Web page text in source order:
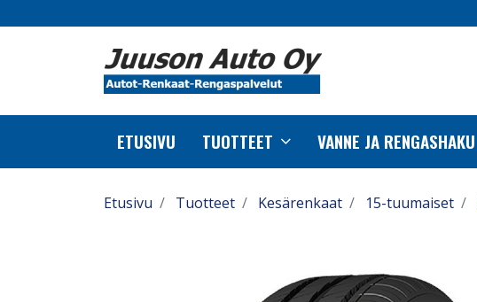
ETUSIVU TUOTTEET VANNE JA RENGASHAKU
Etusivu Tuotteet Kesärenkaat 15-tuumaiset